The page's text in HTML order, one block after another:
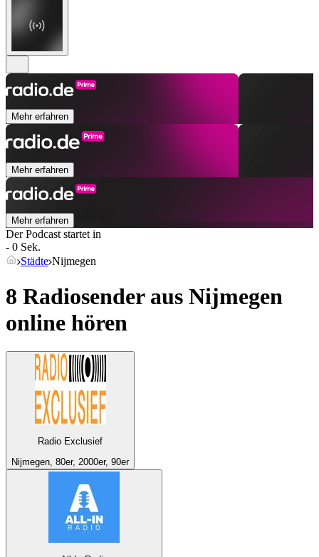
Mehr erfahren
Mehr erfahren
Mehr erfahren
Der Podcast startet in
- 0 Sek.
Städte Nijmegen
8 Radiosender aus Nijmegen
online hören
Radio Exclusief
Nijmegen, 80er, 2000er, 90er